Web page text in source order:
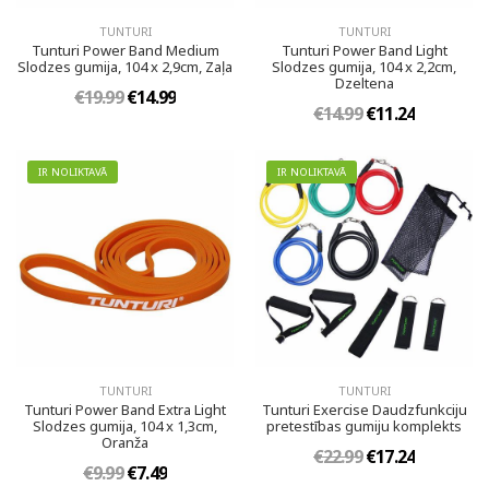
TUNTURI
Tunturi Power Band Medium
Slodzes gumija, 104 x 2,9cm, Zaļa
€19.99€14.99
TUNTURI
Tunturi Power Band Light
Slodzes gumija, 104 x 2,2cm,
Dzeltena
€14.99€11.24
IR NOLIKTAVĀ
TUNTURI
Tunturi Power Band Extra Light
Slodzes gumija, 104 x 1,3cm,
Oranža
€9.99€7.49
IR NOLIKTAVĀ
TUNTURI
Tunturi Exercise Daudzfunkciju
pretestības gumiju komplekts
€22.99€17.24